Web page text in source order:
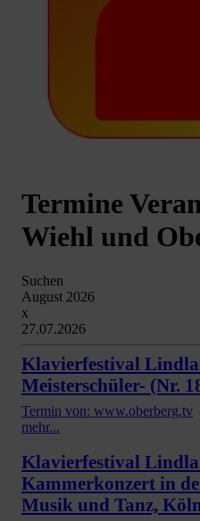
Termine
Wiehl und
Suchen
August 2026
x
27.07.2026
Klavierfestival
Meisterschüler- (Nr.
Termin von: www.oberberg.tv
mehr...
Klavierfestival
Kammerkonzert in
Musik und Tanz,